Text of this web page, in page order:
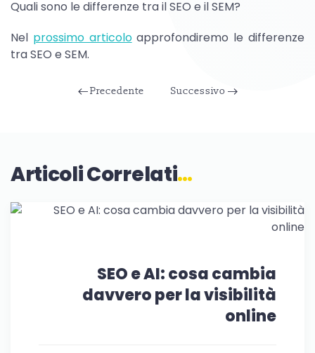
Quali sono le differenze tra il SEO e il SEM?
Nel prossimo articoloapprofondiremo le differenze
tra SEO e SEM.
Precedente Successivo
Articoli Correlati…
SEO e AI: cosa cambia
davvero per la visibilità
online